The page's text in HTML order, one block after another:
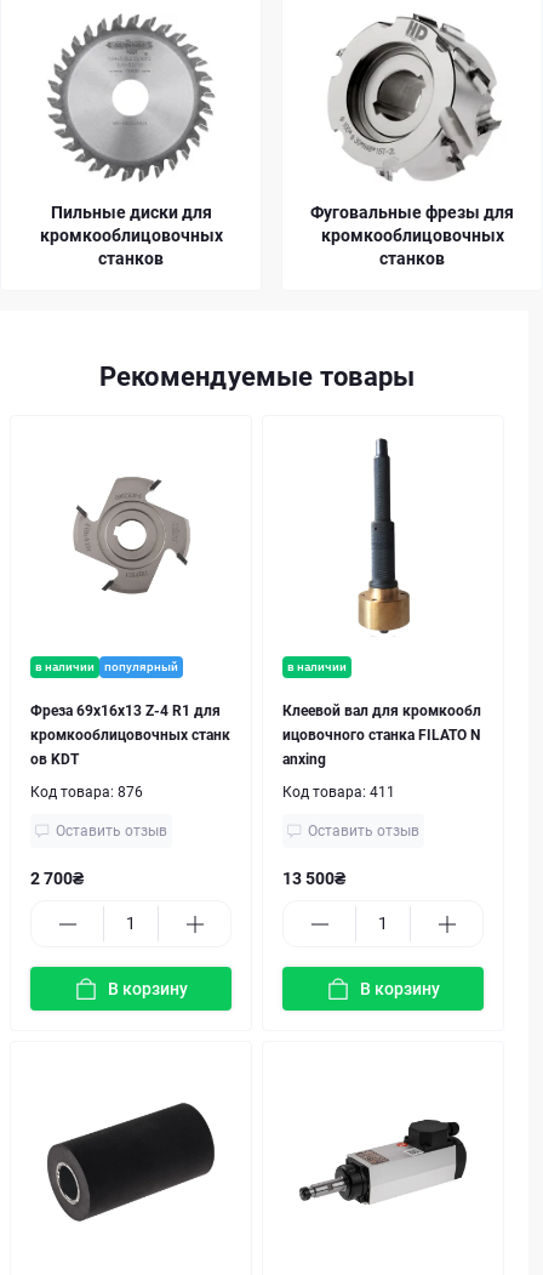
Фуговальные фрезы для
кромкооблицовочных
станков
Фрезы для
кромкооблицовочных
станков
Рекомендуемые товары
в наличии популярный
Фреза 69x16x13 Z-4 R1 для
кромкооблицовочных станк
ов KDT
Код товара: 876
Оставить отзыв
2 700₴
В корзину
в наличии
Клеевой вал для кромкообл
ицовочного станка FILATO N
anxing
Код товара: 411
Оставить отзыв
13 500₴
В корзину